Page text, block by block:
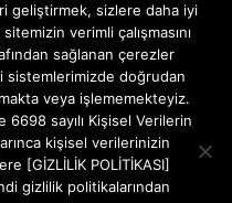
geliştirmek, sizlere daha iyi
verimli çalışmasını
sağlanan çerezler
sistemlerimizde doğrudan
veya işlememekteyiz.
6698 sayılı Kişisel Verilerin
kişisel verilerinizin
[GİZLİLİK POLİTİKASI]
gizlilik politikalarından